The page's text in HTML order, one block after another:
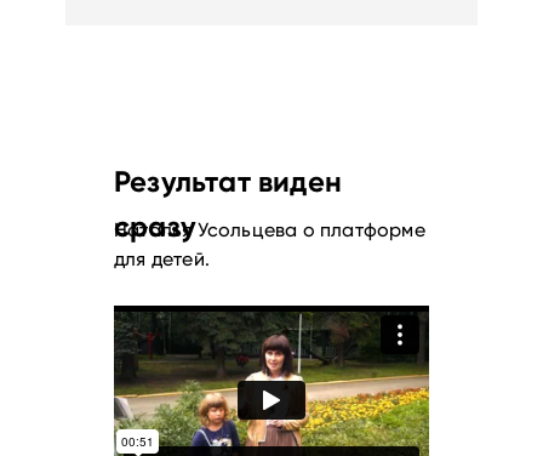
Результат виден
сразу
Наталья Усольцева о платформе
для детей.